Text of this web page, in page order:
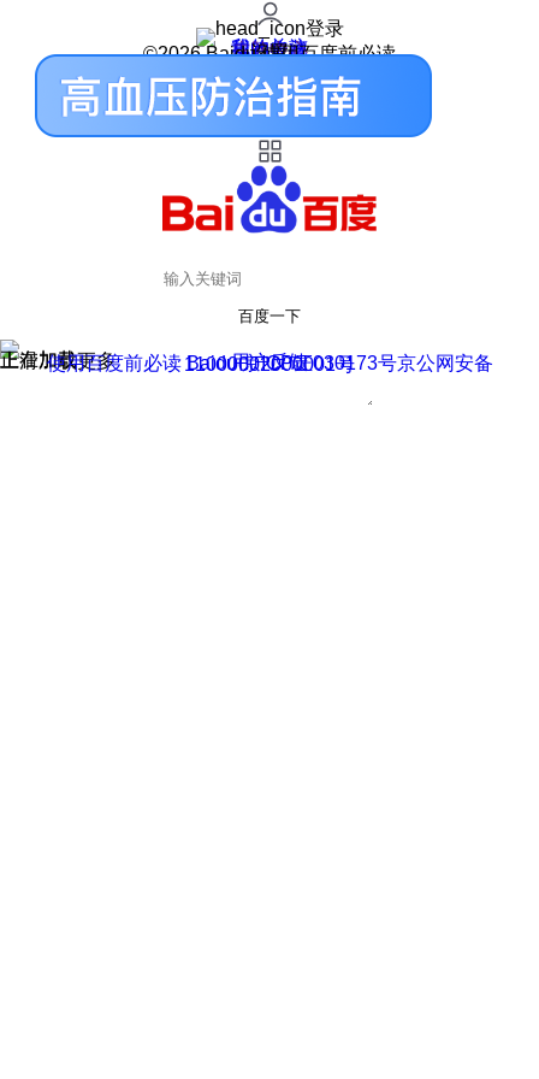
登录
我的关注
我的收藏
皮肤中心
用户反馈
设置
©2026 Baidu 使用百度前必读
百度一下
正在加载
上滑加载更多 用户反馈
使用百度前必读 Baidu 京ICP证030173号
京公网安备11000002000001号